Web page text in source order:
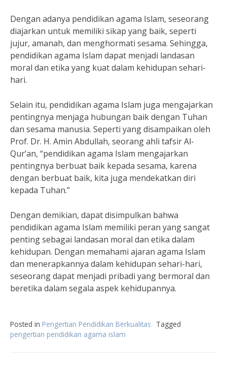
Dengan adanya pendidikan agama Islam, seseorang
diajarkan untuk memiliki sikap yang baik, seperti
jujur, amanah, dan menghormati sesama. Sehingga,
pendidikan agama Islam dapat menjadi landasan
moral dan etika yang kuat dalam kehidupan sehari-
hari.
Selain itu, pendidikan agama Islam juga mengajarkan
pentingnya menjaga hubungan baik dengan Tuhan
dan sesama manusia. Seperti yang disampaikan oleh
Prof. Dr. H. Amin Abdullah, seorang ahli tafsir Al-
Qur’an, “pendidikan agama Islam mengajarkan
pentingnya berbuat baik kepada sesama, karena
dengan berbuat baik, kita juga mendekatkan diri
kepada Tuhan.”
Dengan demikian, dapat disimpulkan bahwa
pendidikan agama Islam memiliki peran yang sangat
penting sebagai landasan moral dan etika dalam
kehidupan. Dengan memahami ajaran agama Islam
dan menerapkannya dalam kehidupan sehari-hari,
seseorang dapat menjadi pribadi yang bermoral dan
beretika dalam segala aspek kehidupannya.
Posted in Pengertian Pendidikan Berkualitas
Tagged
pengertian pendidikan agama islam